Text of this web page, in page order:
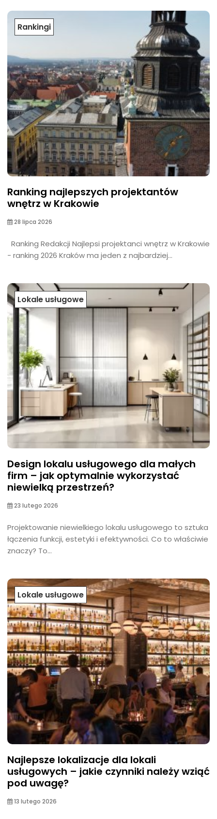
Rankingi
Ranking najlepszych projektantów
wnętrz w Krakowie
28 lipca 2026
Ranking Redakcji Najlepsi projektanci wnętrz w Krakowie
- ranking 2026 Kraków ma jeden z najbardziej...
Lokale usługowe
Design lokalu usługowego dla małych
firm – jak optymalnie wykorzystać
niewielką przestrzeń?
23 lutego 2026
Projektowanie niewielkiego lokalu usługowego to sztuka
łączenia funkcji, estetyki i efektywności. Co to właściwie
znaczy? To...
Lokale usługowe
Najlepsze lokalizacje dla lokali
usługowych – jakie czynniki należy wziąć
pod uwagę?
13 lutego 2026